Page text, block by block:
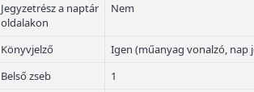
Jegyzetrész a naptár
oldalakon
Nem
Könyvjelző
Igen (műanyag vonalzó, nap
Belső zseb
1